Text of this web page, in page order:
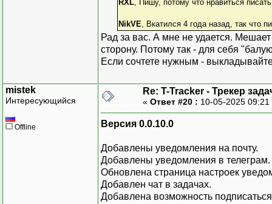
RXL, Пишу, потому что нравиться
NikVE , Вкатился 4 года назад, так что
Рад за вас. А мне не удается.
сторону. Потому так - для себя
Если сочтете нужным -
mistek
Интересующийся
Offline
Re: T-Tracker - Трекер
« Ответ #20 : 10-05-2025
Версия 0.0.10.0
Добавлены уведомления на почту.
Добавлены уведомления в телеграм.
Обновлена страница настроек
Добавлен чат в задачах.
Добавлена возможность